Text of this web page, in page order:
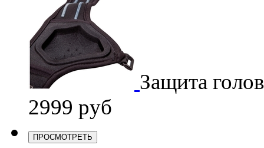
Защита
2999 руб
ПРОСМОТРЕТЬ